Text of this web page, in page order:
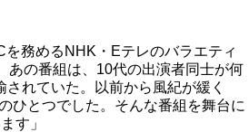
を務めるNHK・Eテレのバラエティ
あの番組は、10代の出演者同士が何
れていた。以前から風紀が緩く
ひとつでした。そんな番組を舞台に
す」